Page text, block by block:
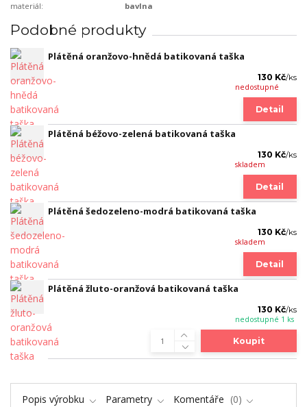
materiál:
bavlna
Podobné produkty
Plátěná oranžovo-hnědá batikovaná taška
130 Kč/ks
nedostupné
Detail
Plátěná béžovo-zelená batikovaná taška
130 Kč/ks
skladem
Detail
Plátěná šedozeleno-modrá batikovaná taška
130 Kč/ks
skladem
Detail
Plátěná žluto-oranžová batikovaná taška
130 Kč/ks
nedostupné 1 ks
Koupit
Popis výrobku Parametry Komentáře 0